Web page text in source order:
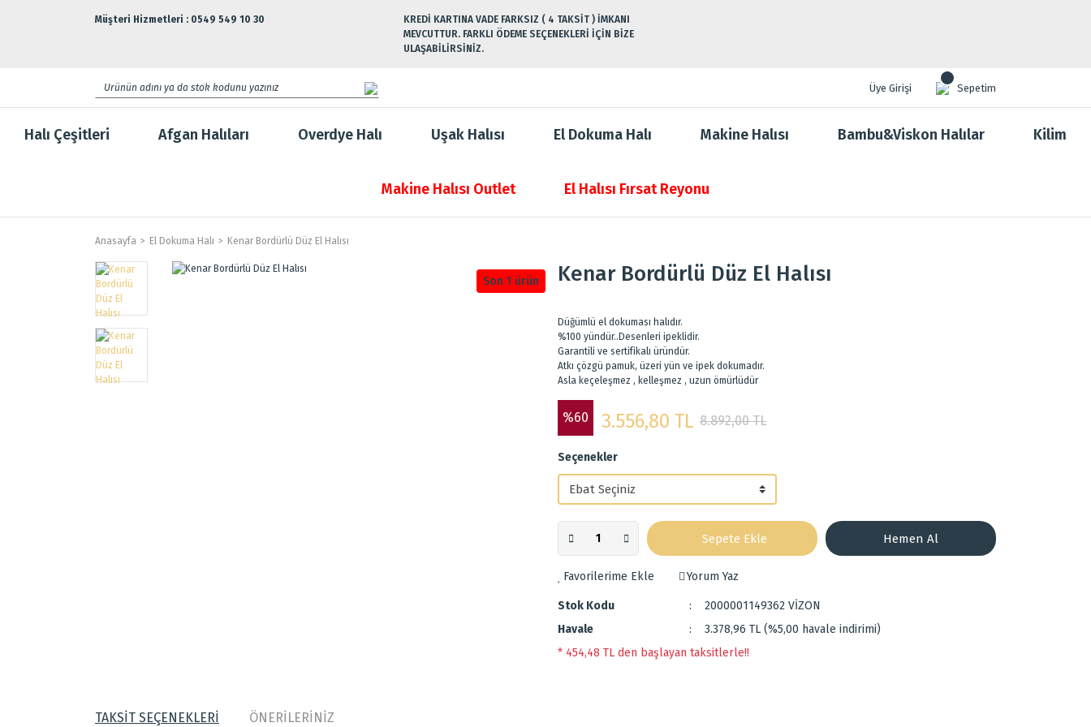
Müşteri Hizmetleri : 0549 549 10 30
KREDİ KARTINA VADE FARKSIZ ( 4 TAKSİT ) İMKANI
MEVCUTTUR. FARKLI ÖDEME SEÇENEKLERİ İÇİN BİZE
ULAŞABİLİRSİNİZ.
Üye Girişi Sepetim
Halı Çeşitleri Afgan Halıları Overdye Halı Uşak Halısı El Dokuma Halı Makine Halısı Bambu&Viskon Halılar Kilim
Makine Halısı Outlet El Halısı Fırsat Reyonu
Anasayfa El Dokuma Halı Kenar Bordürlü Düz El Halısı
Son 1 ürün Kenar Bordürlü Düz El Halısı
Düğümlü el dokuması halıdır.
%100 yündür..Desenleri ipeklidir.
Garantili ve sertifikalı üründür.
Atkı çözgü pamuk, üzeri yün ve ipek dokumadır.
Asla keçeleşmez , kelleşmez , uzun ömürlüdür
%60 3.556,80 TL 8.892,00 TL
Seçenekler
Sepete Ekle Hemen Al
Yorum Yaz
Stok Kodu
2000001149362 VİZON
Havale
3.378,96 TL (%5,00 havale indirimi)
* 454,48 TL den başlayan taksitlerle!!
TAKSİT SEÇENEKLERİ ÖNERİLERİNİZ